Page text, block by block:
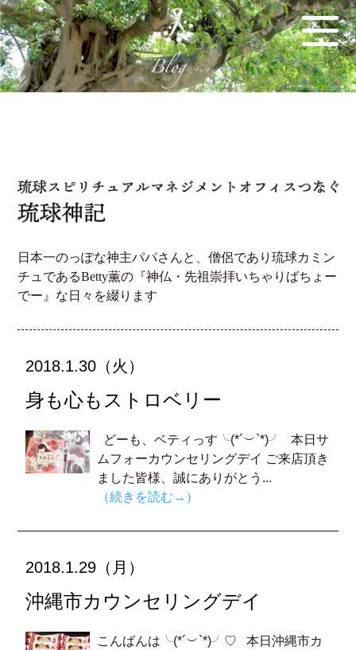
日本一のっぽな神主パパさんと、僧侶であり琉球カミン
チュであるBetty薫の『神仏・先祖崇拝いちゃりばちょー
でー』な日々を綴ります
2018.1.30（火）
身も心もストロベリー
どーも、ベティっす╰(*´︶`*)╯ 本日サ
ムフォーカウンセリングデイ ご来店頂き
ました皆様、誠にありがとう...
（続きを読む→）
2018.1.29（月）
沖縄市カウンセリングデイ
こんばんは╰(*´︶`*)╯♡ 本日沖縄市カ